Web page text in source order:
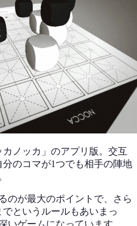
ノッカ」のアプリ版。交互
のコマが1つでも相手の陣地
のが最大のポイントで、さら
というルールもあいまっ
いゲームになっています。